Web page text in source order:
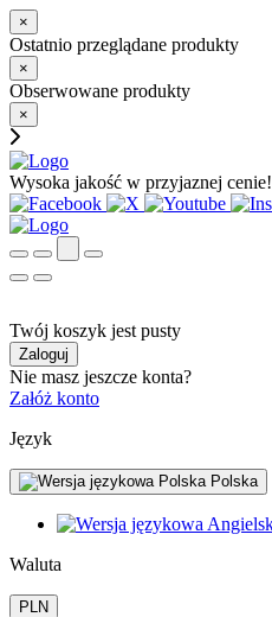
×
Ostatnio przeglądane produkty
×
Obserwowane produkty
×
Wysoka jakość w przyjaznej cenie!
Twój koszyk jest pusty
Zaloguj
Nie masz jeszcze konta?
Załóż konto
Język
Polska
Waluta
PLN